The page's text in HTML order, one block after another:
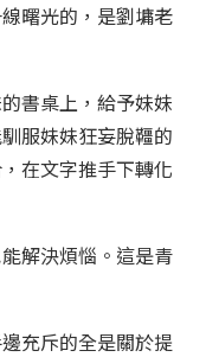
曙光的，是劉墉老
書桌上，給予妹妹
服妹妹狂妄脫韁的
在文字推手下轉化
解決煩惱。這是青
充斥的全是關於提